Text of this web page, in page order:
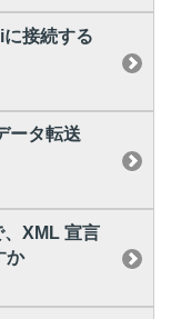
接続する
ータ転送
、XML 宣言
か